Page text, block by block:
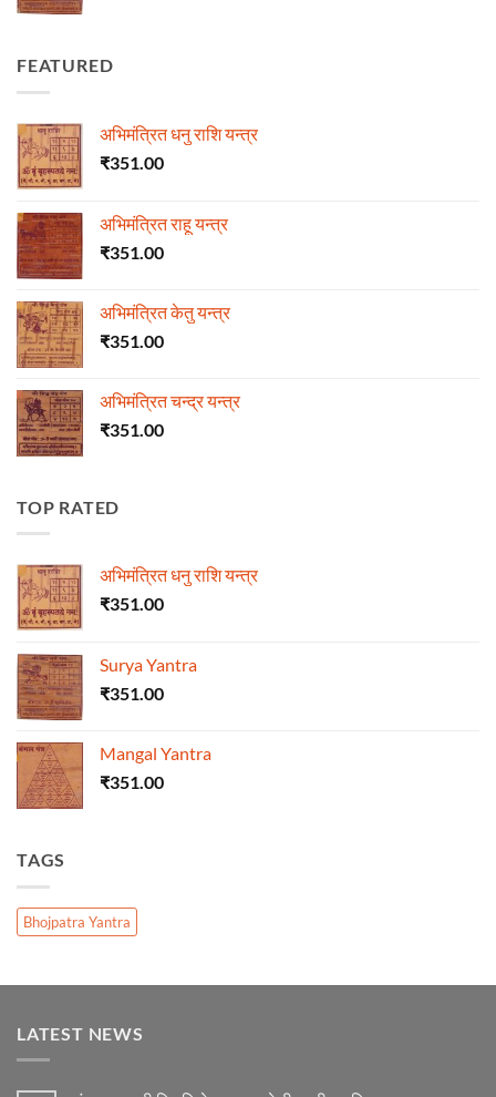
FEATURED
अभिमंत्रित धनु राशि यन्त्र
₹351.00
अभिमंत्रित राहू यन्त्र
₹351.00
अभिमंत्रित केतु यन्त्र
₹351.00
अभिमंत्रित चन्द्र यन्त्र
₹351.00
TOP RATED
अभिमंत्रित धनु राशि यन्त्र
₹351.00
Surya Yantra
₹351.00
Mangal Yantra
₹351.00
TAGS
Bhojpatra Yantra
LATEST NEWS